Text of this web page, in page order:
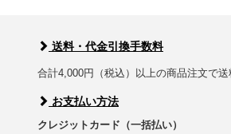
送料・代金引換手数料
合計4,000円（税込）以上の商品注文で
お支払い方法
クレジットカード（一括払い）